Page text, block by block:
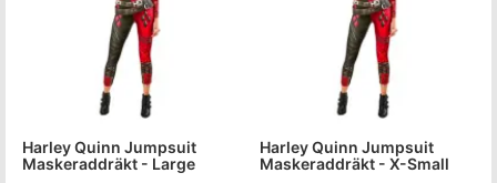
Harley Quinn Jumpsuit
Maskeraddräkt - Large
Harley Quinn Jumpsuit
Maskeraddräkt - X-Small